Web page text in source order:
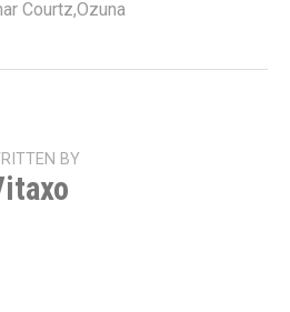
Courtz,Ozuna
BY